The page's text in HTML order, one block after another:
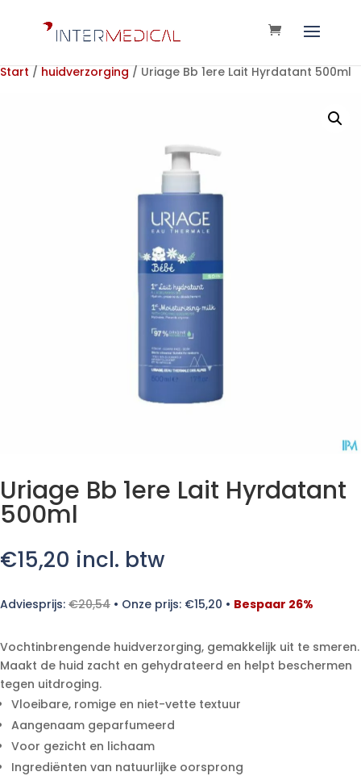
Start / huidverzorging / Uriage Bb 1ere Lait Hyrdatant 500ml
Uriage Bb 1ere Lait Hyrdatant
500ml
€15,20 incl. btw
Adviesprijs: €20,54 • Onze prijs: €15,20 • Bespaar 26%
Vochtinbrengende huidverzorging, gemakkelijk uit te smeren.
Maakt de huid zacht en gehydrateerd en helpt beschermen
tegen uitdroging.
Vloeibare, romige en niet-vette textuur
Aangenaam geparfumeerd
Voor gezicht en lichaam
Ingrediënten van natuurlijke oorsprong